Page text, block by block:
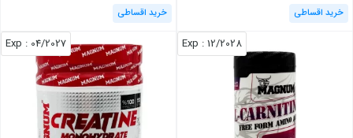
خرید اقساطی خرید اقساطی
12/2028
: Exp
04/2027
: Exp